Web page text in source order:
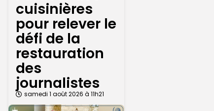
cuisinières
pour relever le
défi de la
restauration
des
journalistes
samedi 1 août 2026 à 11h21